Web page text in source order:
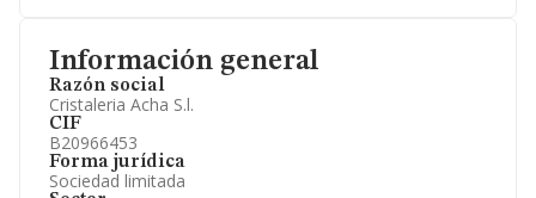
Información general
Razón social
Cristaleria Acha S.l.
CIF
B20966453
Forma jurídica
Sociedad limitada